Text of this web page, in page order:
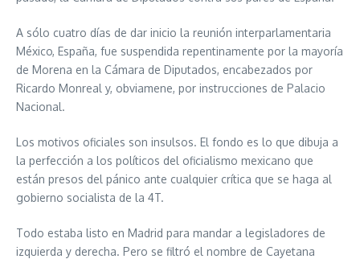
A sólo cuatro días de dar inicio la reunión interparlamentaria
México, España, fue suspendida repentinamente por la mayoría
de Morena en la Cámara de Diputados, encabezados por
Ricardo Monreal y, obviamene, por instrucciones de Palacio
Nacional.
Los motivos oficiales son insulsos. El fondo es lo que dibuja a
la perfección a los políticos del oficialismo mexicano que
están presos del pánico ante cualquier crítica que se haga al
gobierno socialista de la 4T.
Todo estaba listo en Madrid para mandar a legisladores de
izquierda y derecha. Pero se filtró el nombre de Cayetana